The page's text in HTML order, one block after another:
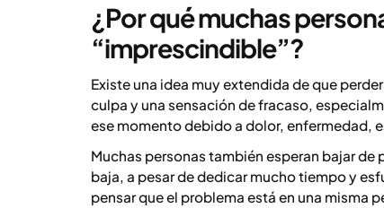
¿Por qué muchas
“imprescindible”?
Existe una idea muy extendida de que
culpa y una sensación de fracaso,
ese momento debido a dolor, enfermedad,
Muchas personas también esperan bajar
baja, a pesar de dedicar mucho tiempo y
pensar que el problema está en una misma